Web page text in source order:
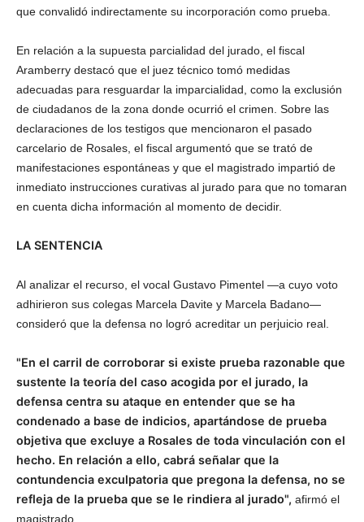
que convalidó indirectamente su incorporación como prueba.
En relación a la supuesta parcialidad del jurado, el fiscal
Aramberry destacó que el juez técnico tomó medidas
adecuadas para resguardar la imparcialidad, como la exclusión
de ciudadanos de la zona donde ocurrió el crimen. Sobre las
declaraciones de los testigos que mencionaron el pasado
carcelario de Rosales, el fiscal argumentó que se trató de
manifestaciones espontáneas y que el magistrado impartió de
inmediato instrucciones curativas al jurado para que no tomaran
en cuenta dicha información al momento de decidir.
LA SENTENCIA
Al analizar el recurso, el vocal Gustavo Pimentel —a cuyo voto
adhirieron sus colegas Marcela Davite y Marcela Badano—
consideró que la defensa no logró acreditar un perjuicio real.
"En el carril de corroborar si existe prueba razonable que
sustente la teoría del caso acogida por el jurado, la
defensa centra su ataque en entender que se ha
condenado a base de indicios, apartándose de prueba
objetiva que excluye a Rosales de toda vinculación con el
hecho. En relación a ello, cabrá señalar que la
contundencia exculpatoria que pregona la defensa, no se
refleja de la prueba que se le rindiera al jurado", afirmó el
magistrado.